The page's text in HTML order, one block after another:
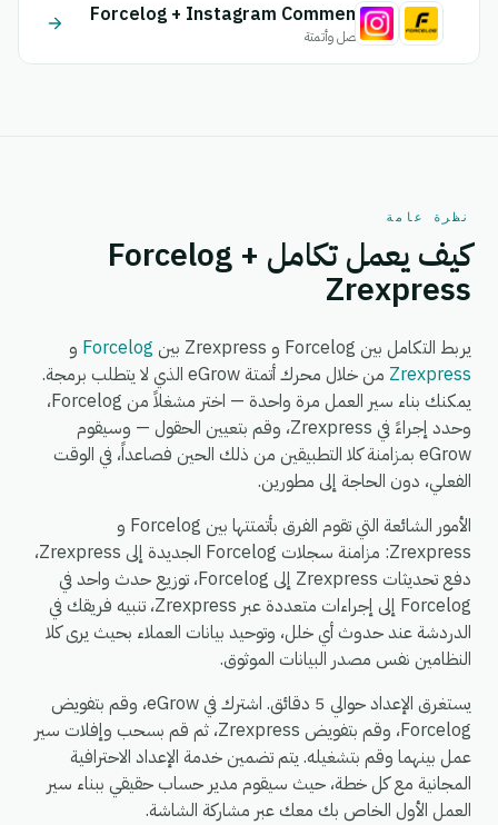
Forcelog + Instagram Comment
اتصل وأتمتة
نظرة عامة
كيف يعمل تكامل Forcelog +
Zrexpress
يربط التكامل بين Forcelog و Zrexpress بين Forcelog و
Zrexpress
من خلال محرك أتمتة eGrow الذي لا يتطلب برمجة.
يمكنك بناء سير العمل مرة واحدة — اختر مشغلاً من Forcelog،
وحدد إجراءً في Zrexpress، وقم بتعيين الحقول — وسيقوم
eGrow بمزامنة كلا التطبيقين من ذلك الحين فصاعداً، في الوقت
الفعلي، دون الحاجة إلى مطورين.
الأمور الشائعة التي تقوم الفرق بأتمتتها بين Forcelog و
Zrexpress: مزامنة سجلات Forcelog الجديدة إلى Zrexpress،
دفع تحديثات Zrexpress إلى Forcelog، توزيع حدث واحد في
Forcelog إلى إجراءات متعددة عبر Zrexpress، تنبيه فريقك في
الدردشة عند حدوث أي خلل، وتوحيد بيانات العملاء بحيث يرى كلا
النظامين نفس مصدر البيانات الموثوق.
يستغرق الإعداد حوالي 5 دقائق. اشترك في eGrow، وقم بتفويض
Forcelog، وقم بتفويض Zrexpress، ثم قم بسحب وإفلات سير
عمل بينهما وقم بتشغيله. يتم تضمين خدمة الإعداد الاحترافية
المجانية مع كل خطة، حيث سيقوم مدير حساب حقيقي ببناء سير
العمل الأول الخاص بك معك عبر مشاركة الشاشة.